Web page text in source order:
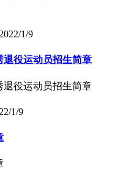
2022/1/9
退役运动员招生简章
退役运动员招生简章
1/9